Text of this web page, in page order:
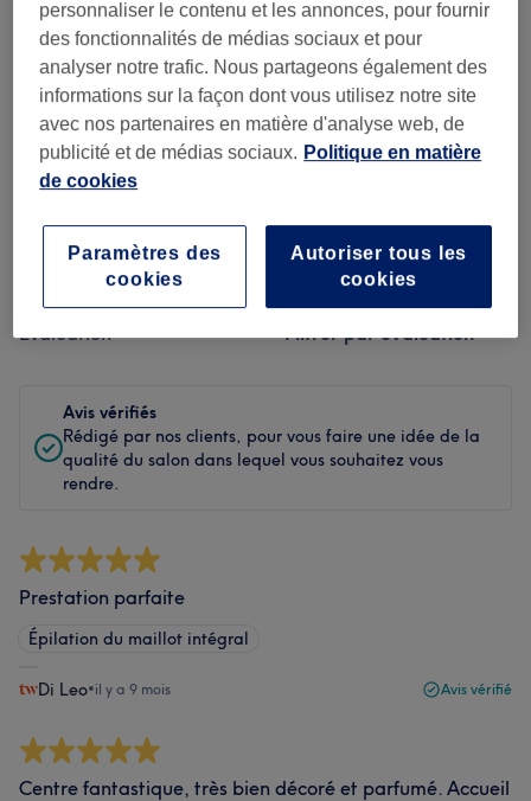
Propreté
Personnel
Soin de
Toutes les prestations
Évaluation Filtrer par évaluation
Avis vérifiés
Rédigé par nos clients, pour vous faire une idée de la
qualité du salon dans lequel vous souhaitez vous
rendre.
Prestation parfaite
Épilation du maillot intégral
Di Leo•il y a 9 mois Avis vérifié
Centre fantastique, très bien décoré et parfumé. Accueil
personnaliser le contenu et les annonces, pour fournir
des fonctionnalités de médias sociaux et pour
analyser notre trafic. Nous partageons également des
informations sur la façon dont vous utilisez notre site
avec nos partenaires en matière d'analyse web, de
publicité et de médias sociaux. Politique en matière
de cookies
Autoriser tous les
cookies
Paramètres des
cookies